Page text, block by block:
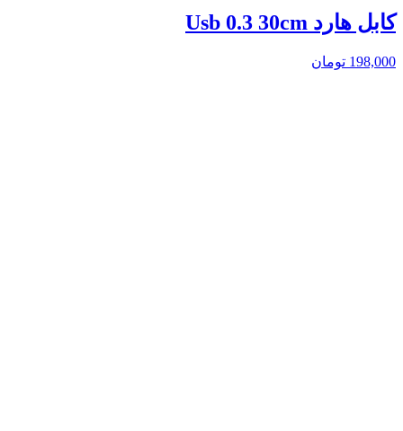
کابل هارد Usb 0.3 30cm
198,000 تومان